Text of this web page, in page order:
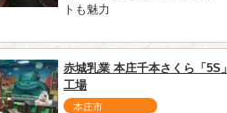
トも魅力
赤城乳業 本庄千本さくら「5S」
工場
本庄市